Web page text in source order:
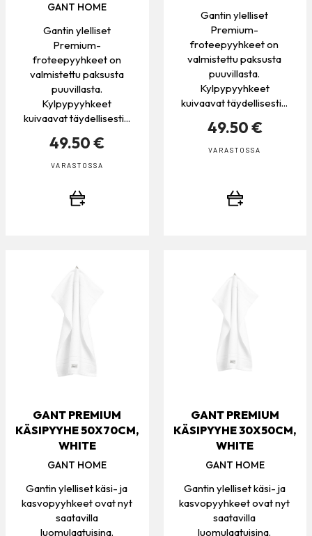
GANT HOME
Gantin ylelliset
Premium-
froteepyyhkeet on
valmistettu paksusta
puuvillasta.
Kylpypyyhkeet
kuivaavat täydellisesti...
49.50 €
VARASTOSSA
Gantin ylelliset
Premium-
froteepyyhkeet on
valmistettu paksusta
puuvillasta.
Kylpypyyhkeet
kuivaavat täydellisesti...
49.50 €
VARASTOSSA
GANT PREMIUM
KÄSIPYYHE 50X70CM,
WHITE
GANT HOME
Gantin ylelliset käsi- ja
kasvopyyhkeet ovat nyt
saatavilla
luomulaatuisina.
GANT PREMIUM
KÄSIPYYHE 30X50CM,
WHITE
GANT HOME
Gantin ylelliset käsi- ja
kasvopyyhkeet ovat nyt
saatavilla
luomulaatuisina.